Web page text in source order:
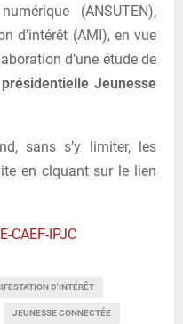
(ANSUTEN),
d’intérêt (AMI), en vue
d’une étude de
Jeunesse
sans s’y limiter, les
en clquant sur le lien
CAEF-IPJC
D'INTÉRÊT
JEUNESSE CONNECTÉE